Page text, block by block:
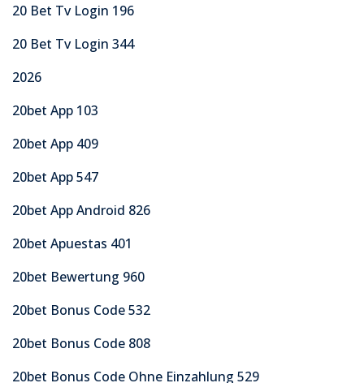
20 Bet Tv Login 196
20 Bet Tv Login 344
2026
20bet App 103
20bet App 409
20bet App 547
20bet App Android 826
20bet Apuestas 401
20bet Bewertung 960
20bet Bonus Code 532
20bet Bonus Code 808
20bet Bonus Code Ohne Einzahlung 529